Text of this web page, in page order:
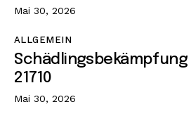
Mai 30, 2026
ALLGEMEIN
21710
Mai 30, 2026